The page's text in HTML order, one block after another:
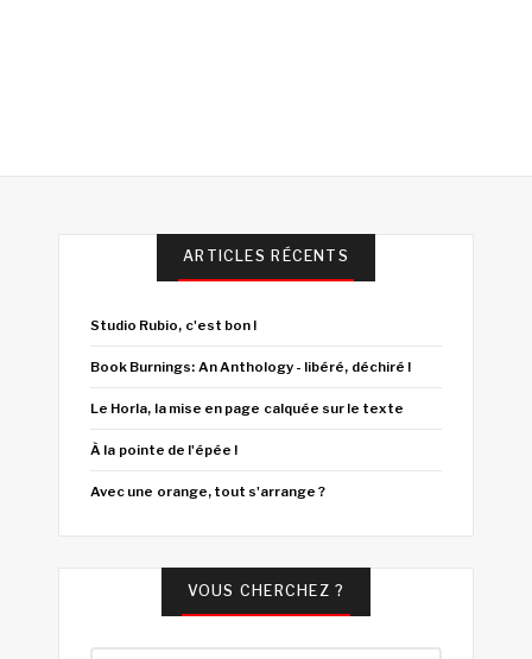
ARTICLES RÉCENTS
Studio Rubio, c'est bon !
Book Burnings: An Anthology - libéré, déchiré !
Le Horla, la mise en page calquée sur le texte
À la pointe de l'épée !
Avec une orange, tout s'arrange ?
VOUS CHERCHEZ ?